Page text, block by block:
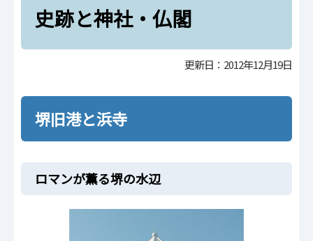
歴史を巡る 史跡と神社・仏閣
史跡と神社・仏閣
史跡と神社・仏閣
更新日：2012年12月19日
堺旧港と浜寺
ロマンが薫る堺の水辺